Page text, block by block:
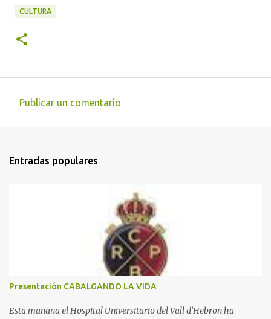
CULTURA
e
s
Publicar un comentario
Entradas populares
Presentación CABALGANDO LA VIDA
Esta mañana el Hospital Universitario del Vall d’Hebron ha